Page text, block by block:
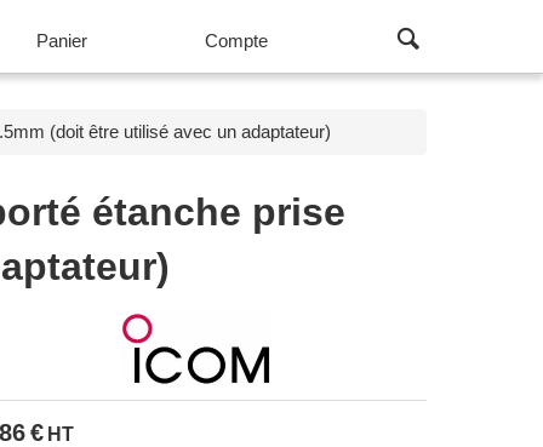
Panier Compte
(doit être utilisé avec un adaptateur)
étanche prise
€ HT